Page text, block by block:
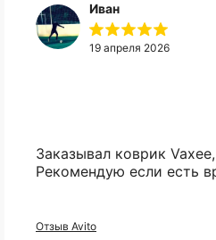
Иван
19 апреля 2026
Заказывал коврик
Рекомендую если есть
Отзыв Avito
ИП Карасев Арсений Андреевич
Компьютеры
Мониторы
Комплектующие
Оплата
Условия